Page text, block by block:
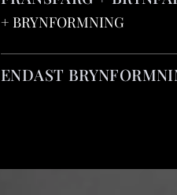
+ BRYNFORMNING
ENDAST